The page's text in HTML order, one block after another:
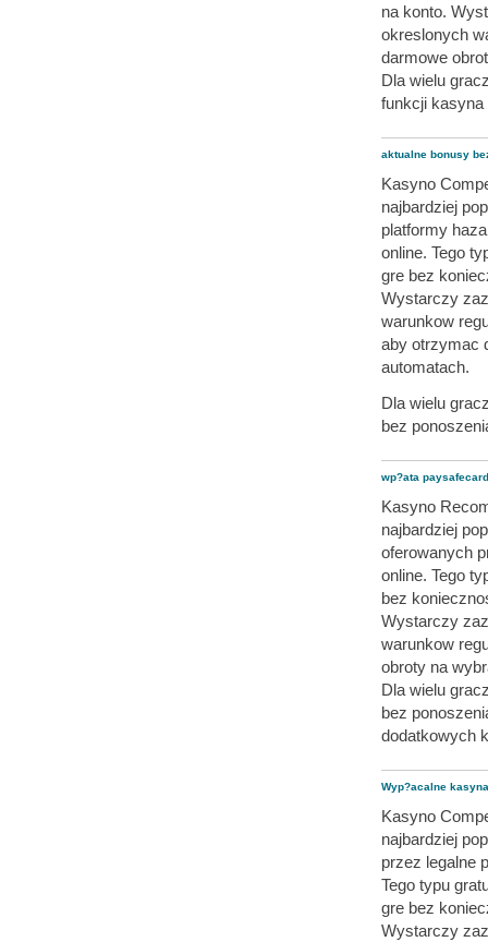
na konto.
okreslonych
darmowe
Dla wielu
funkcji kasyna
aktualne bonusy
Kasyno
najbardziej
platformy
online. Tego
gre bez
Wystarczy
warunkow
aby otrzymac
automatach.
Dla wielu
bez
wp?ata
Kasyno
najbardziej
oferowanych
online. Tego
bez
Wystarczy
warunkow
obroty na
Dla wielu
bez
dodatkowych
Wyp?acalne
Kasyno
najbardziej
przez legalne
Tego typu
gre bez
Wystarczy